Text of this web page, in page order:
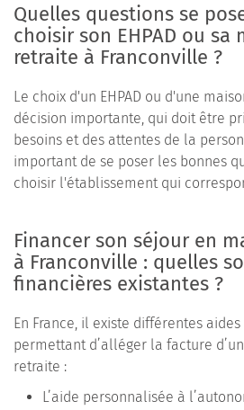
Quelles questions se
choisir son EHPAD ou sa
retraite à Franconville ?
Le choix d'un EHPAD ou d'une
décision importante, qui doit être
besoins et des attentes de la
important de se poser les bonnes
choisir l'établissement qui
Financer son séjour en
à Franconville : quelles
financières existantes ?
En France, il existe différentes
permettant d’alléger la facture
retraite :
L’aide personnalisée à